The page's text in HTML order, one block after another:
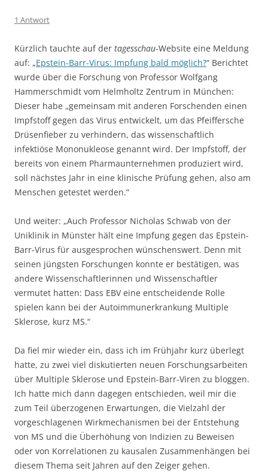
1 Antwort
Kürzlich tauchte auf der tagesschau-Website eine Meldung
auf: „Epstein-Barr-Virus: Impfung bald möglich?“ Berichtet
wurde über die Forschung von Professor Wolfgang
Hammerschmidt vom Helmholtz Zentrum in München:
Dieser habe „gemeinsam mit anderen Forschenden einen
Impfstoff gegen das Virus entwickelt, um das Pfeiffersche
Drüsenfieber zu verhindern, das wissenschaftlich
infektiöse Mononukleose genannt wird. Der Impfstoff, der
bereits von einem Pharmaunternehmen produziert wird,
soll nächstes Jahr in eine klinische Prüfung gehen, also am
Menschen getestet werden.“
Und weiter: „Auch Professor Nicholas Schwab von der
Uniklinik in Münster hält eine Impfung gegen das Epstein-
Barr-Virus für ausgesprochen wünschenswert. Denn mit
seinen jüngsten Forschungen konnte er bestätigen, was
andere Wissenschaftlerinnen und Wissenschaftler
vermutet hatten: Dass EBV eine entscheidende Rolle
spielen kann bei der Autoimmunerkrankung Multiple
Sklerose, kurz MS.“
Da fiel mir wieder ein, dass ich im Frühjahr kurz überlegt
hatte, zu zwei viel diskutierten neuen Forschungsarbeiten
über Multiple Sklerose und Epstein-Barr-Viren zu bloggen.
Ich hatte mich dann dagegen entschieden, weil mir die
zum Teil überzogenen Erwartungen, die Vielzahl der
vorgeschlagenen Wirkmechanismen bei der Entstehung
von MS und die Überhöhung von Indizien zu Beweisen
oder von Korrelationen zu kausalen Zusammenhängen bei
diesem Thema seit Jahren auf den Zeiger gehen.